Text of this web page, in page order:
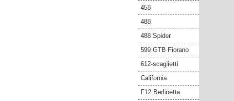
458
488
488 Spider
599 GTB Fiorano
612-scaglietti
California
F12 Berlinetta